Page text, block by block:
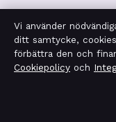
Vi använder
ditt samtycke,
förbättra den och
Cookiepolicy och